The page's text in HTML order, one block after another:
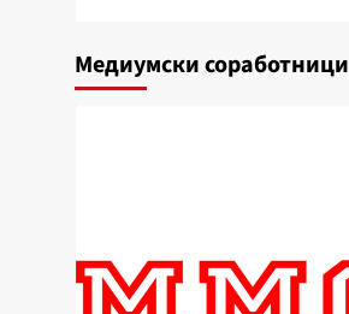
Медиумски соработници